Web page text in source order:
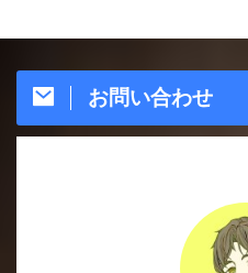
お問い合わせ